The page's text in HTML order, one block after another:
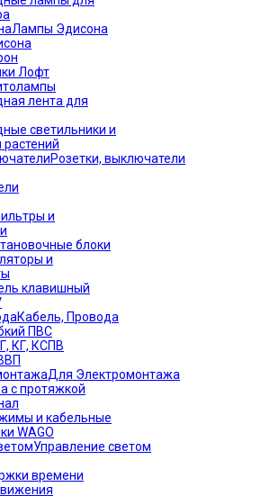
Лампы Эдисона
Лофт
лента для
светильники и
Розетки, выключатели
и
блоки
и
клавишный
Кабель, Провода
ПВС
КГ, КСПВ
Для Электромонтажа
с протяжкой
и кабельные
WAGO
Управление светом
времени